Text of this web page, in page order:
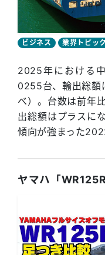
ビジネス 業界トピック
2025年における
0255台、輸出総額
べ）。台数は前年
出総額はプラスに
傾向が強まった